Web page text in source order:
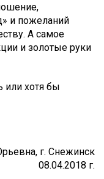
и пожеланий
А самое
и золотые руки
или хотя бы
г. Снежинск
08.04.2018 г.